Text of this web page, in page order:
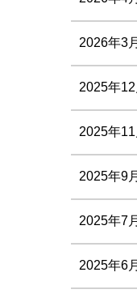
2026年3月
2025年12
2025年11
2025年9月
2025年7月
2025年6月